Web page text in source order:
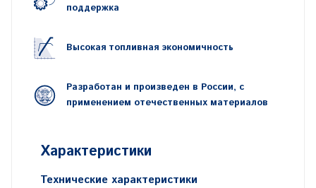
поддержка
Высокая топливная экономичность
Разработан и произведен в России, с
применением отечественных материалов
Характеристики
Технические характеристики